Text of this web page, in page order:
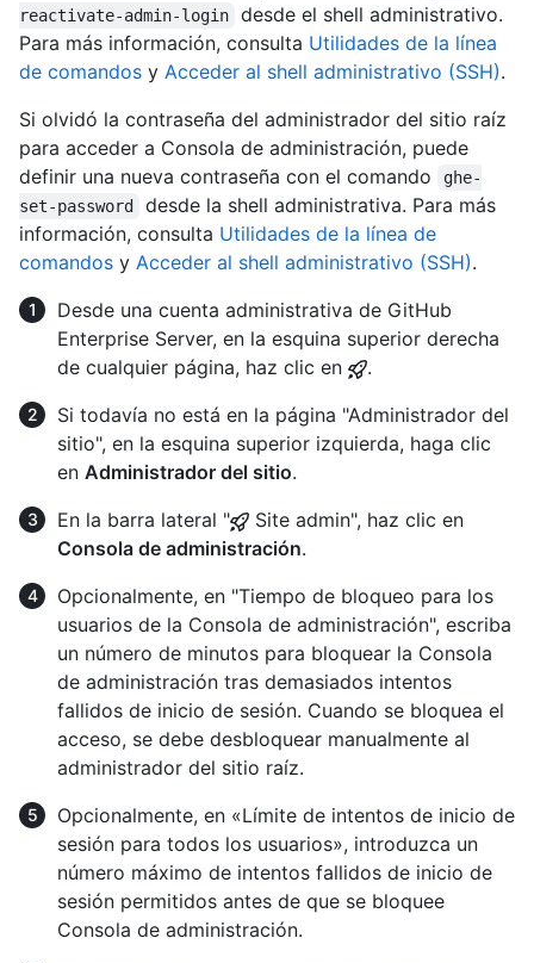
reactivate-admin-login
desde el shell administrativo.
Para más información, consulta Utilidades de la línea
de comandos y Acceder al shell administrativo (SSH).
Si olvidó la contraseña del administrador del sitio raíz
para acceder a Consola de administración, puede
definir una nueva contraseña con el comando
ghe-
set-password
desde la shell administrativa. Para más
información, consulta Utilidades de la línea de
comandos y Acceder al shell administrativo (SSH).
Desde una cuenta administrativa de GitHub
Enterprise Server, en la esquina superior derecha
de cualquier página, haz clic en
.
Si todavía no está en la página "Administrador del
sitio", en la esquina superior izquierda, haga clic
en Administrador del sitio.
En la barra lateral "
Site admin", haz clic en
Consola de administración.
Opcionalmente, en "Tiempo de bloqueo para los
usuarios de la Consola de administración", escriba
un número de minutos para bloquear la Consola
de administración tras demasiados intentos
fallidos de inicio de sesión. Cuando se bloquea el
acceso, se debe desbloquear manualmente al
administrador del sitio raíz.
Opcionalmente, en «Límite de intentos de inicio de
sesión para todos los usuarios», introduzca un
número máximo de intentos fallidos de inicio de
sesión permitidos antes de que se bloquee
Consola de administración.